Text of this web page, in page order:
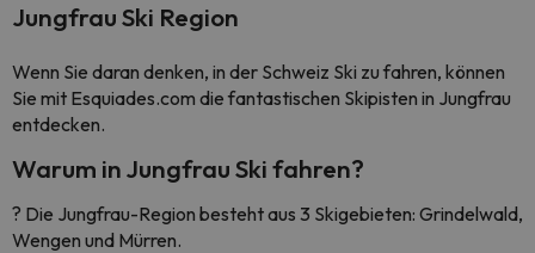
Jungfrau Ski Region
Wenn Sie daran denken, in der Schweiz Ski zu fahren, können
Sie mit Esquiades.com die fantastischen Skipisten in Jungfrau
entdecken.
Warum in Jungfrau Ski fahren?
? Die Jungfrau-Region besteht aus 3 Skigebieten: Grindelwald,
Wengen und Mürren.